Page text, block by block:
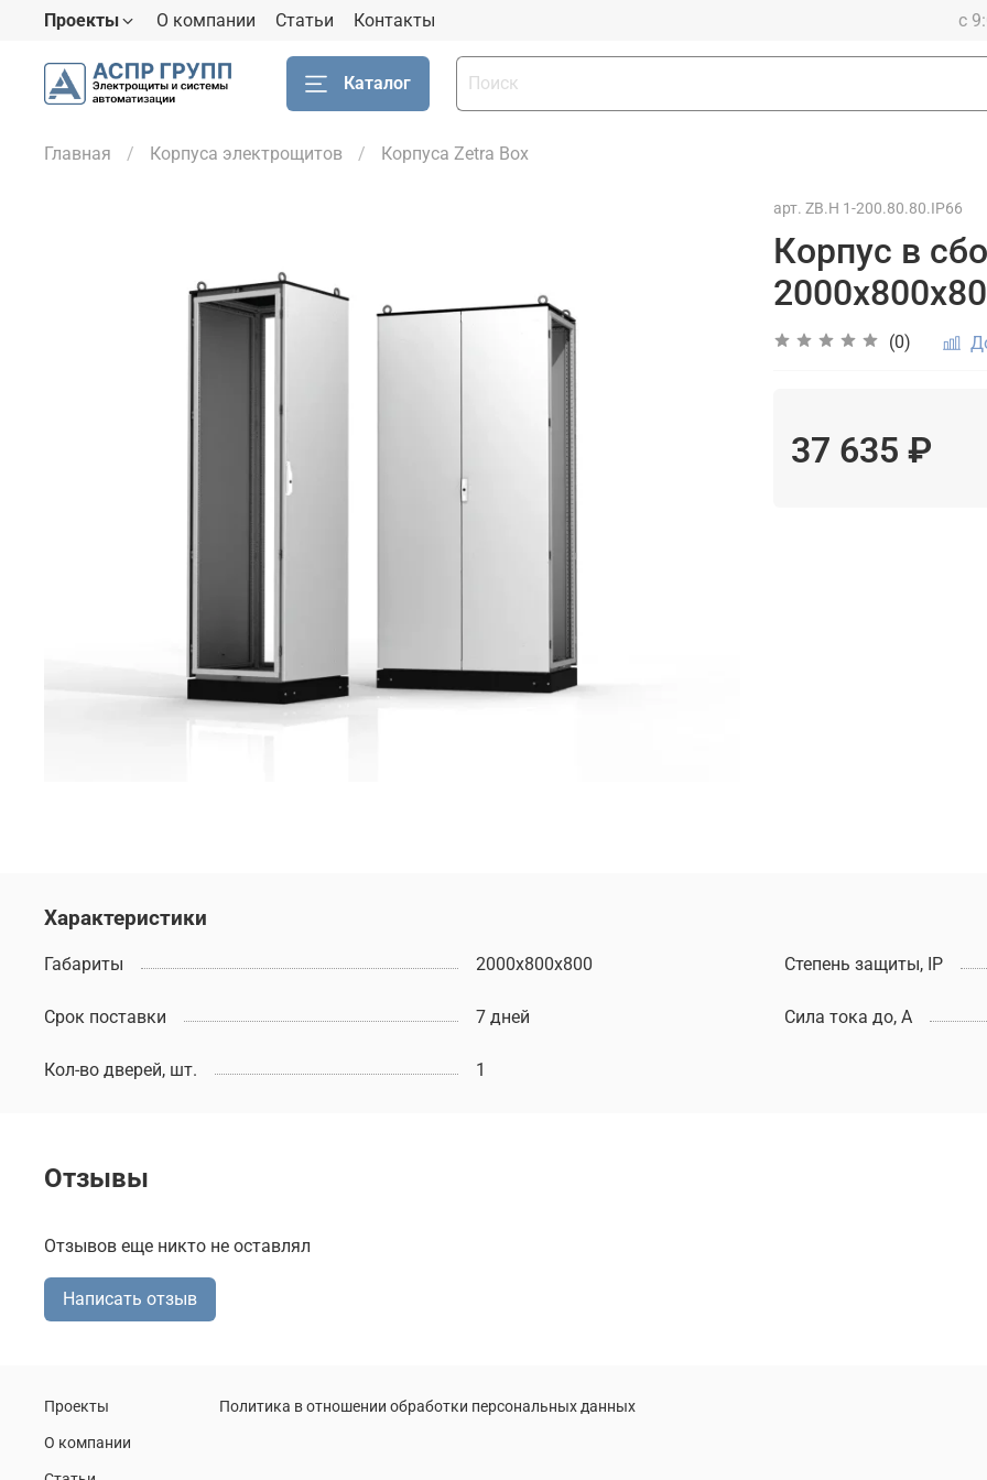
Проекты О компании Статьи Контакты с
Каталог
Главная Корпуса электрощитов Корпуса Zetra Box
арт. ZB.H 1-200.80.80.IP66
Корпус в
(0)
37 635 ₽
Характеристики
Габариты 2000х800х800 Степень защиты, IP
Срок поставки 7 дней Сила тока до, А
Кол-во дверей, шт. 1
Отзывы
Отзывов еще никто не оставлял
Написать отзыв
Проекты
О компании
Политика в отношении обработки персональных данных